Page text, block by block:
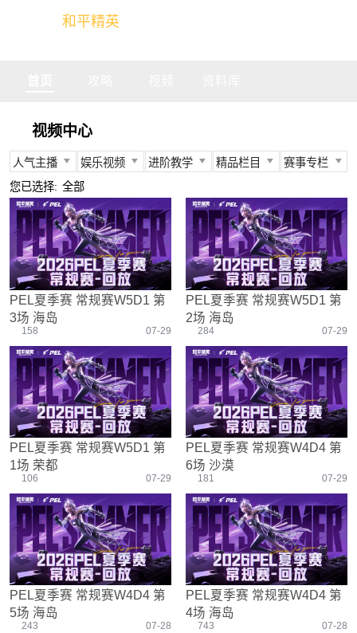
和平精英
视频中心
人气主播 娱乐视频 进阶教学 精品栏目 赛事专栏
所有
不求人
柔柔
难言
冬季
奇怪君
艺帝帝
晚玉
娱乐精英
情感电台
真人搞笑
带妹大作战
我的憨队友
身法教学
武器装备
资源分布
操作意识
刚枪技巧
野点发育
载具解析
游戏设置
压枪教学
落地选择
官方视频
燃烧吧大局观
盒子有话说
快来扶我
作死鸽
精英测评师
精英操作篇
主播搞笑篇
欢乐时刻
盒平老中医
防弹铁头团
PEC
PEL
TGA
PEGI
其他赛事
赛事回放
精彩集锦
您已选择: 全部
PEL夏季赛 常规赛W5D1 第
3场 海岛
158 07-29
PEL夏季赛 常规赛W5D1 第
2场 海岛
284 07-29
PEL夏季赛 常规赛W5D1 第
1场 荣都
106 07-29
PEL夏季赛 常规赛W4D4 第
6场 沙漠
181 07-29
PEL夏季赛 常规赛W4D4 第
5场 海岛
243 07-28
PEL夏季赛 常规赛W4D4 第
4场 海岛
743 07-28